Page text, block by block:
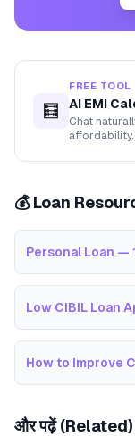
🧮
FREE TOOL
AI EMI
Chat
affordability.
💰 Loan
Personal Loan —
Low CIBIL Loan
How to Improve
और पढ़ें (Related)